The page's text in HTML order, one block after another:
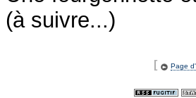
(à suivre...)
[ Page